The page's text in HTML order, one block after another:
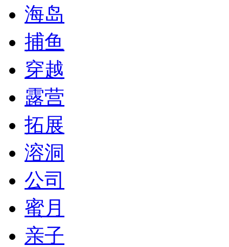
海岛
捕鱼
穿越
露营
拓展
溶洞
公司
蜜月
亲子